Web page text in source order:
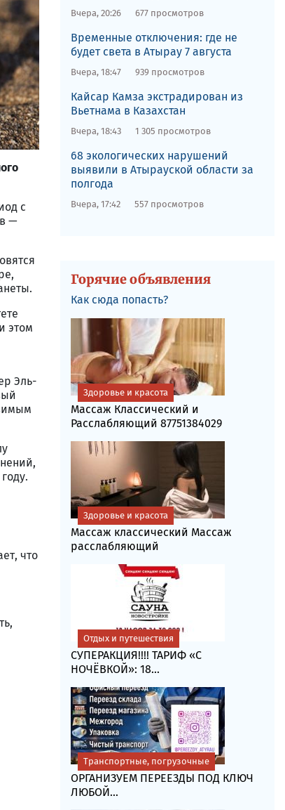
с
—
этом
Эль-
что
Вчера, 20:26 677 просмотров
Временные отключения: где не
будет света в Атырау 7 августа
Вчера, 18:47 939 просмотров
Кайсар Камза экстрадирован из
Вьетнама в Казахстан
Вчера, 18:43 1 305 просмотров
68 экологических нарушений
выявили в Атырауской области за
полгода
Вчера, 17:42 557 просмотров
Горячие объявления
Как сюда попасть?
Массаж Классический и
Расслабляющий 87751384029
Здоровье и красота
Массаж классический Массаж
расслабляющий
Здоровье и красота
СУПЕРАКЦИЯ!!!! ТАРИФ «C
НОЧЁВКОЙ»: 18...
Отдых и путешествия
ОРГАНИЗУЕМ ПЕРЕЕЗДЫ ПОД КЛЮЧ
ЛЮБОЙ...
Транспортные, погрузочные